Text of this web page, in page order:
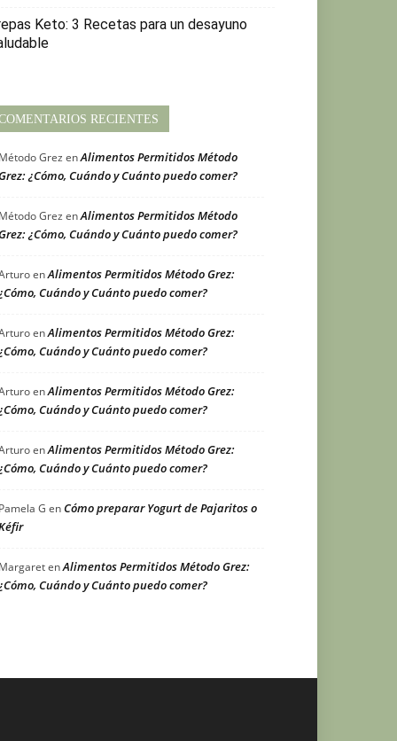
Keto: 3 Recetas para un desayuno
RECIENTES
Método Grez enAlimentos Permitidos Método
¿Cómo, Cuándo y Cuánto puedo comer?
Método Grez enAlimentos Permitidos Método
¿Cómo, Cuándo y Cuánto puedo comer?
enAlimentos Permitidos Método Grez:
Cuándo y Cuánto puedo comer?
enAlimentos Permitidos Método Grez:
Cuándo y Cuánto puedo comer?
enAlimentos Permitidos Método Grez:
Cuándo y Cuánto puedo comer?
enAlimentos Permitidos Método Grez:
Cuándo y Cuánto puedo comer?
Pamela G enCómo preparar Yogurt de Pajaritos o
MargaretenAlimentos Permitidos Método Grez:
Cuándo y Cuánto puedo comer?